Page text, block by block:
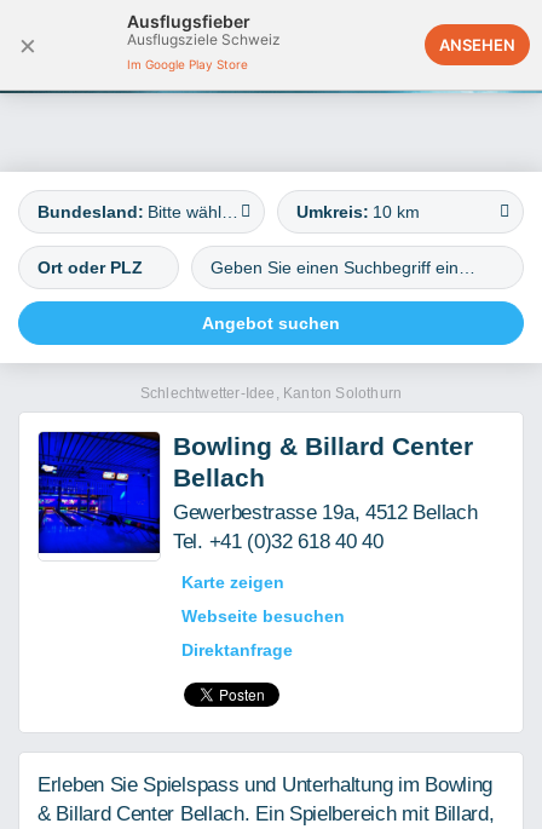
×
Ausflugsfieber
Ausflugsziele Schweiz
Im Google Play Store
ANSEHEN
Deutschland
Bundesland: Umkreis: 10 km
Schlechtwetter-Idee, Kanton Solothurn
Bowling & Billard Center
Bellach
Gewerbestrasse 19a, 4512 Bellach
Tel. +41 (0)32 618 40 40
Karte zeigen
Webseite besuchen
Direktanfrage
Erleben Sie Spielspass und Unterhaltung im Bowling
& Billard Center Bellach. Ein Spielbereich mit Billard,